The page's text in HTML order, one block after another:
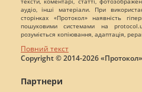
аудіо, інші матеріали. При
сторінках «Протокол» наявність
пошуковими системами на
розуміється копіювання, адаптація,
Повний текст
Copyright © 2014-2026
Партнери